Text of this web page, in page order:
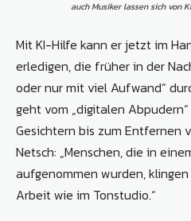
auch Musiker lassen sich von
Mit KI-Hilfe kann er jetzt im
erledigen, die früher in der
oder nur mit viel Aufwand“
geht vom „digitalen
Gesichtern bis zum Entfernen
Netsch: „Menschen, die in
aufgenommen wurden,
Arbeit wie im Tonstudio.“